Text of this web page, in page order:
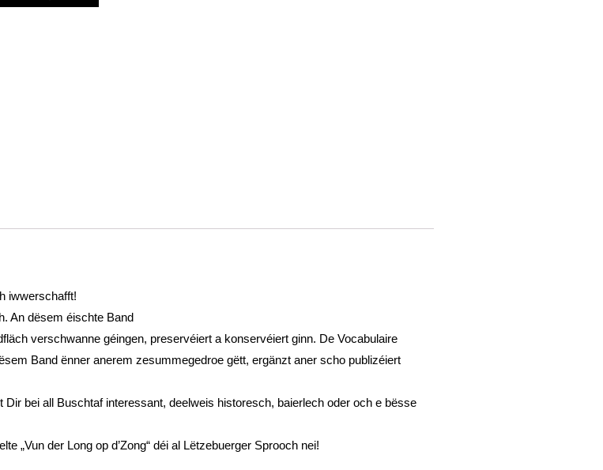
iwwerschafft!
An dësem éischte Band
verschwanne géingen, preservéiert a konservéiert ginn. De Vocabulaire
Band ënner anerem zesummegedroe gëtt, ergänzt aner scho publizéiert
bei all Buschtaf interessant, deelweis historesch, baierlech oder och e bësse
„Vun der Long op d’Zong“ déi al Lëtzebuerger Sprooch nei!